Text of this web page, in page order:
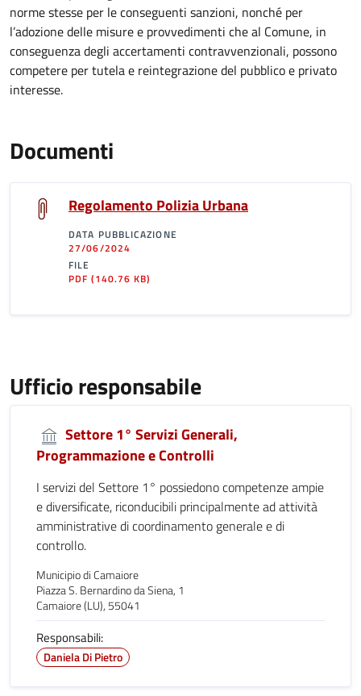
norme stesse per le conseguenti sanzioni, nonché per
l’adozione delle misure e provvedimenti che al Comune, in
conseguenza degli accertamenti contravvenzionali, possono
competere per tutela e reintegrazione del pubblico e privato
interesse.
Documenti
Regolamento Polizia Urbana
DATA PUBBLICAZIONE
27/06/2024
FILE
PDF(140.76 KB)
Ufficio responsabile
Settore 1° Servizi Generali,
Programmazione e Controlli
I servizi del Settore 1° possiedono competenze ampie
e diversificate, riconducibili principalmente ad attività
amministrative di coordinamento generale e di
controllo.
Municipio di Camaiore
Piazza S. Bernardino da Siena, 1
Camaiore (LU), 55041
Responsabili:
Daniela Di Pietro